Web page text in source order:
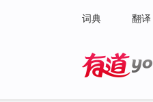
词典 翻译